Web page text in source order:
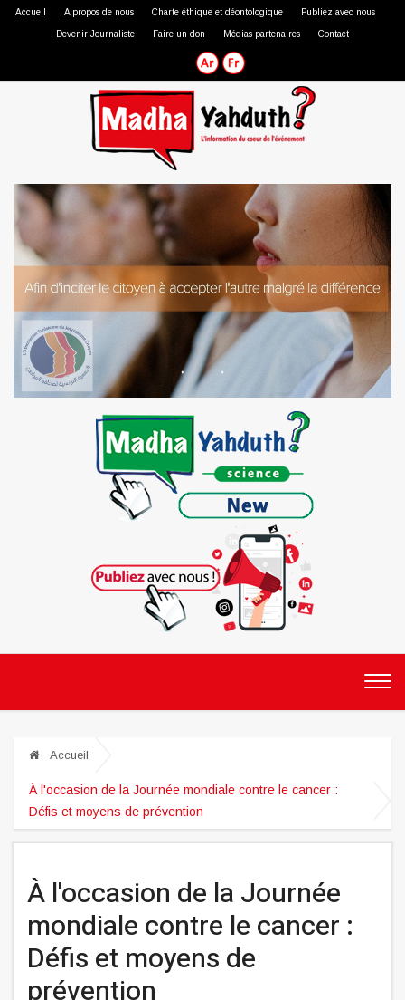
Accueil A propos de nous Charte éthique et déontologique Publiez avec nous
Devenir Journaliste Faire un don Médias partenaires Contact
Accueil
À l'occasion de la Journée mondiale contre le cancer :
Défis et moyens de prévention
À l'occasion de la Journée
mondiale contre le cancer :
Défis et moyens de
prévention